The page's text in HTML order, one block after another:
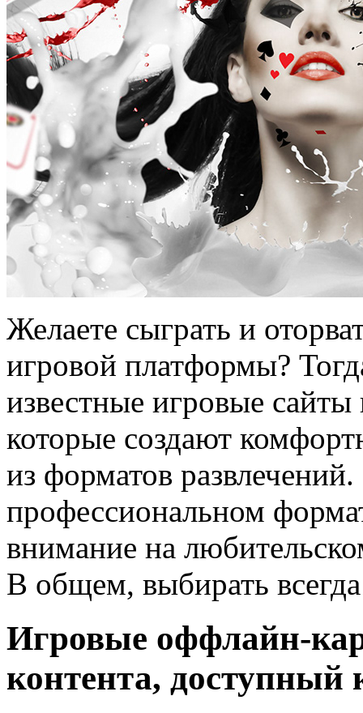
Желаете сыграть и
игровой платформы?
известные игровые
которые создают
из форматов
профессиональном
внимание на
В общем, выбирать
Игровые оффлайн-
контента, доступный